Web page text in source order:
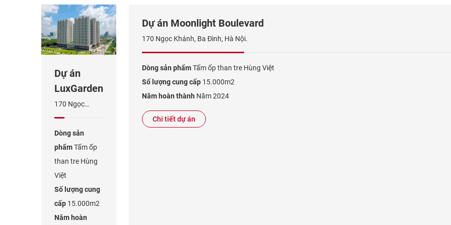
Dự án
LuxGarden
170 Ngọc
Dòng sản
phẩmTấm ốp
than tre Hùng
Việt
Số lượng cung
cấp 15.000m2
Năm hoàn
Dự án Moonlight Boulevard
170 Ngọc Khánh, Ba Đình, Hà Nội.
Dòng sản phẩmTấm ốp than tre Hùng Việt
Số lượng cung cấp 15.000m2
Năm hoàn thành Năm 2024
Chi tiết dự án